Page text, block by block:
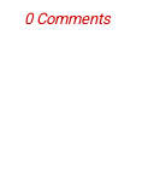
0 Comments